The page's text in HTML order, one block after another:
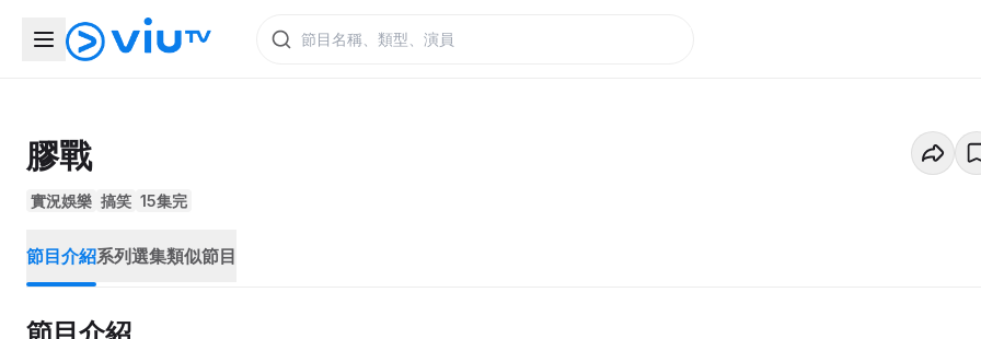
膠戰
實況娛樂 搞笑 15集完
節目介紹系列選集類似節目